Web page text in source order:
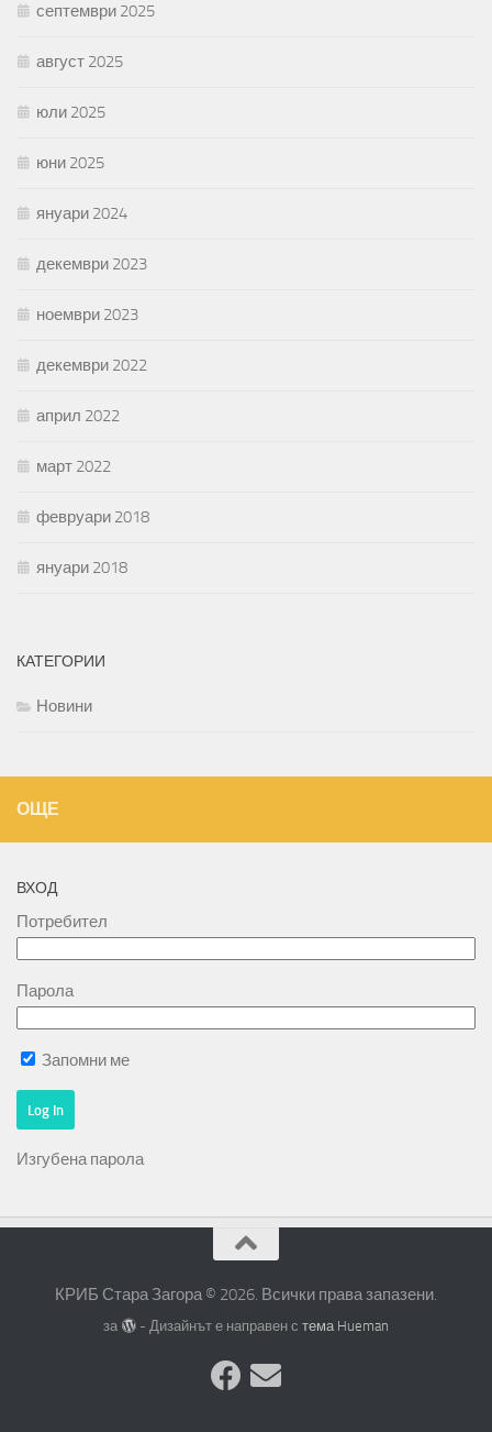
септември 2025
август 2025
юли 2025
юни 2025
януари 2024
декември 2023
ноември 2023
декември 2022
април 2022
март 2022
февруари 2018
януари 2018
КАТЕГОРИИ
Новини
ОЩЕ
ВХОД
Потребител
Парола
Запомни ме
Изгубена парола
КРИБ Стара Загора © 2026. Всички права запазени.
за - Дизайнът е направен с тема Hueman